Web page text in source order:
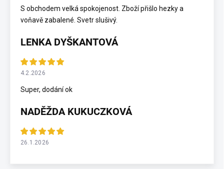
S obchodem velká spokojenost. Zboží přišlo hezky a
voňavě zabalené. Svetr slušivý.
LENKA DYŠKANTOVÁ
4.2.2026
Super, dodání ok
NADĚŽDA KUKUCZKOVÁ
26.1.2026